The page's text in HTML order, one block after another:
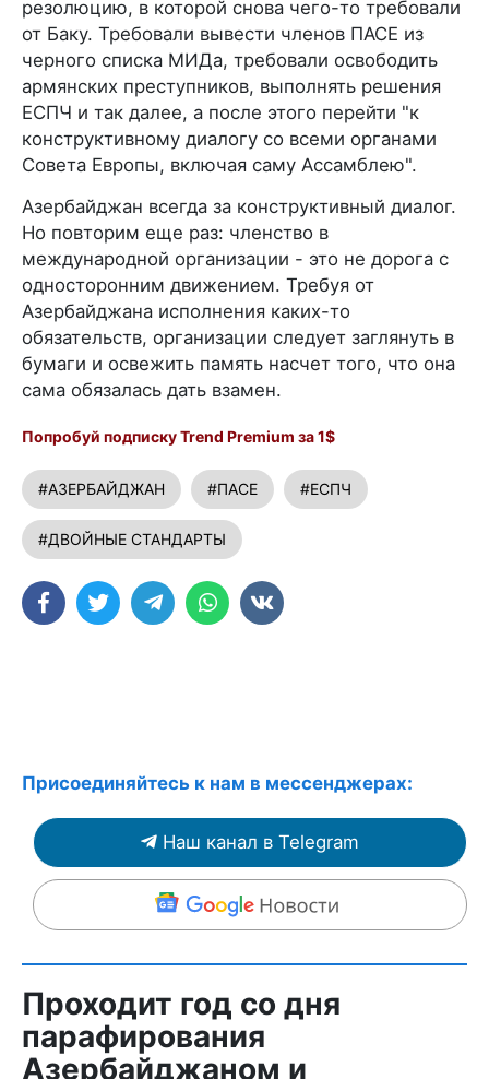
резолюцию, в которой снова чего-то требовали
от Баку. Требовали вывести членов ПАСЕ из
черного списка МИДа, требовали освободить
армянских преступников, выполнять решения
ЕСПЧ и так далее, а после этого перейти "к
конструктивному диалогу со всеми органами
Совета Европы, включая саму Ассамблею".
Азербайджан всегда за конструктивный диалог.
Но повторим еще раз: членство в
международной организации - это не дорога с
односторонним движением. Требуя от
Азербайджана исполнения каких-то
обязательств, организации следует заглянуть в
бумаги и освежить память насчет того, что она
сама обязалась дать взамен.
Попробуй подписку Trend Premium за 1$
#АЗЕРБАЙДЖАН #ПАСЕ #ЕСПЧ
#ДВОЙНЫЕ СТАНДАРТЫ
Присоединяйтесь к нам в мессенджерах:
Наш канал в Telegram
Проходит год со дня
парафирования
Азербайджаном и